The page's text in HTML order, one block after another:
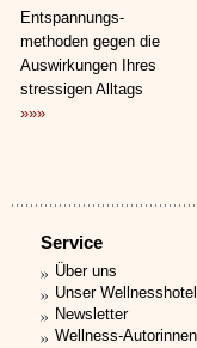
Entspannungs­
methoden gegen die
Auswirkungen Ihres
stressigen Alltags
»»»
Service
Über uns
Unser Wellnesshotel
Newsletter
Wellness-Autorinnen